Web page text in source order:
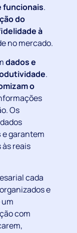
funcionais.
do
à
no mercado.
dados e
.
o
Os
e garantem
reais
cada
e
com